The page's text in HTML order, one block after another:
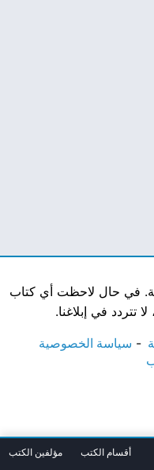
في حال لاحظت أي كتاب
تتردد في إبلاغنا.
سياسة الخصوصية
أقسام الكتب مؤلفين الكتب